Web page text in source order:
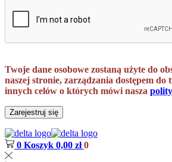
Twoje dane osobowe zostaną użyte do
naszej stronie, zarządzania dostępem do
innych celów o których mówi nasza
Zarejestruj się
0 Koszyk 0,00 zł 0